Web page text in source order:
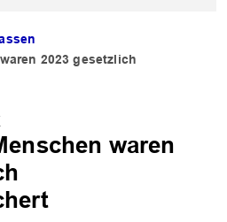
2023 gesetzlich
waren